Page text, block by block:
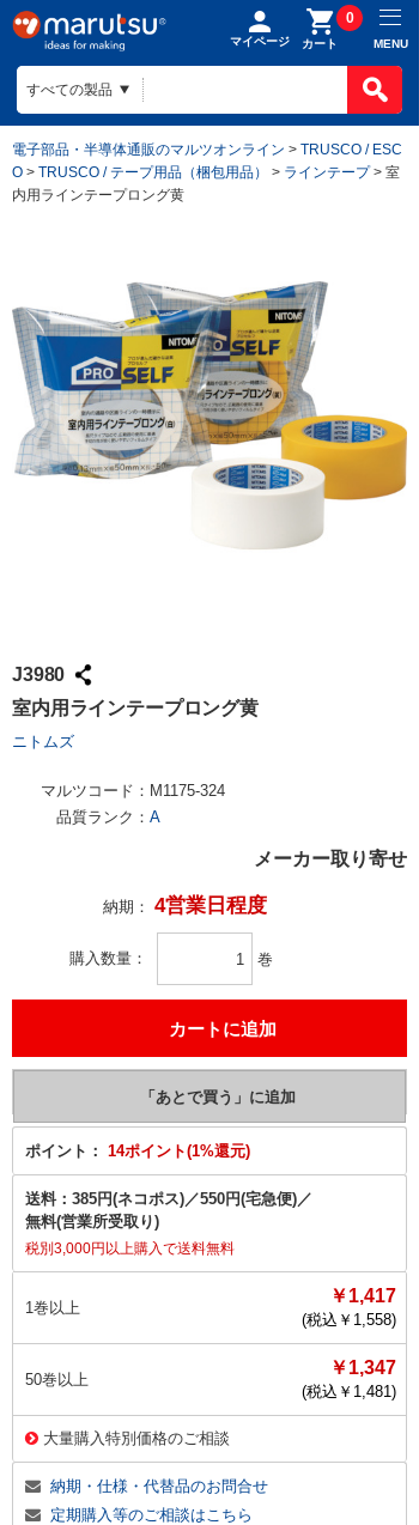
マイページ カート
0
MENU
電子部品・半導体通販のマルツオンライン > TRUSCO / ESC
O > TRUSCO / テープ用品（梱包用品） > ラインテープ> 室
内用ラインテープロング黄
J3980
室内用ラインテープロング黄
ニトムズ
マルツコード： M1175-324
品質ランク： A
メーカー取り寄せ
納期： 4営業日程度
購入数量 巻
ポイント： 14ポイント(1%還元)
送料： 385円(ネコポス)／550円(宅急便)／
無料(営業所受取り)
税別3,000円以上購入で送料無料
1巻以上
￥1,417
(税込￥ 1,558)
50巻以上
￥1,347
(税込￥ 1,481)
大量購入特別価格のご相談
納期・仕様・代替品のお問合せ
定期購入等のご相談はこちら